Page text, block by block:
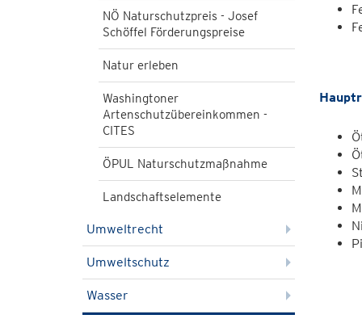
NÖ Naturschutzpreis - Josef
Schöffel Förderungspreise
Natur erleben
Washingtoner
Artenschutzübereinkommen -
CITES
ÖPUL Naturschutzmaßnahme
Landschaftselemente
Umweltrecht
Umweltschutz
Wasser